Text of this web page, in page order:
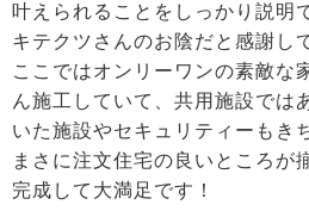
叶えられることをしっかり説明
キテクツさんのお陰だと感謝し
ここではオンリーワンの素敵な
ん施工していて、共用施設では
いた施設やセキュリティーもき
まさに注文住宅の良いところが
完成して大満足です！